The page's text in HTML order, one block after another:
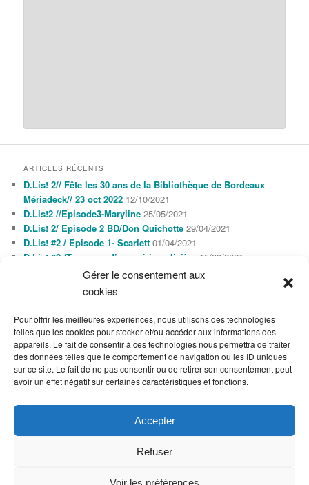
ARTICLES RÉCENTS
D.Lis! 2// Fête les 30 ans de la Bibliothèque de Bordeaux
Mériadeck// 23 oct 2022 12/10/2021
D.Lis!2 //Episode3-Maryline 25/05/2021
D.Lis! 2/ Episode 2 BD/Don Quichotte 29/04/2021
D.Lis! #2 / Episode 1- Scarlett 01/04/2021
D.Lis! #2 /Tournage d’une série policière
15/03/2021
L M M J V S D
1
2
3
4 5 6 7 8
9
10
11 13
17
18 19 20 21 22
25
31
Gérer le consentement aux
cookies
Pour offrir les meilleures expériences, nous utilisons des technologies
telles que les cookies pour stocker et/ou accéder aux informations des
appareils. Le fait de consentir à ces technologies nous permettra de traiter
des données telles que le comportement de navigation ou les ID uniques
sur ce site. Le fait de ne pas consentir ou de retirer son consentement peut
avoir un effet négatif sur certaines caractéristiques et fonctions.
Accepter
Refuser
Voir les préférences